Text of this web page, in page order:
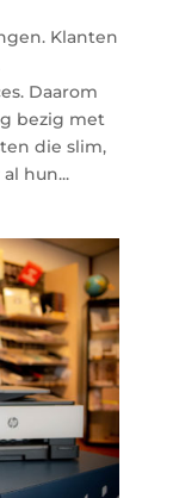
Klanten
Daarom
bezig met
die slim,
hun...